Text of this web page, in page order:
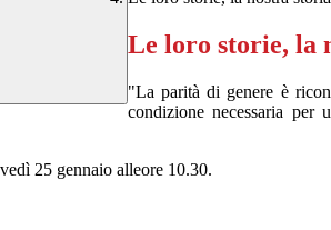
Le loro storie, la
"La parità di genere è
condizione necessaria per
25 gennaio alleore 10.30.